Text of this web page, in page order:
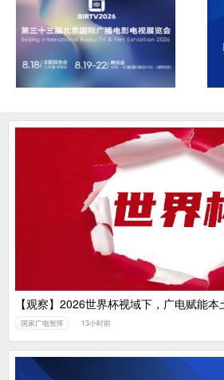
【观察】2026世界杯视域下，广电赋能
国家广电智库 13小时前